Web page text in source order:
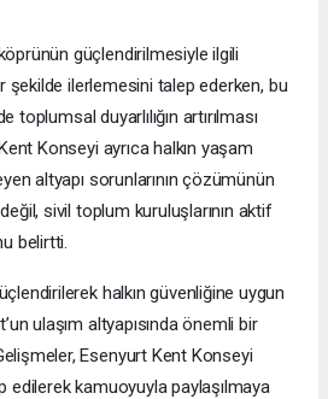
güçlendirilmesiyle ilgili
şekilde ilerlemesini talep ederken, bu
toplumsal duyarlılığın artırılması
Konseyi ayrıca halkın yaşam
altyapı sorunlarının çözümünün
sivil toplum kuruluşlarının aktif
belirtti.
halkın güvenliğine uygun
ulaşım altyapısında önemli bir
Esenyurt Kent Konseyi
edilerek kamuoyuyla paylaşılmaya